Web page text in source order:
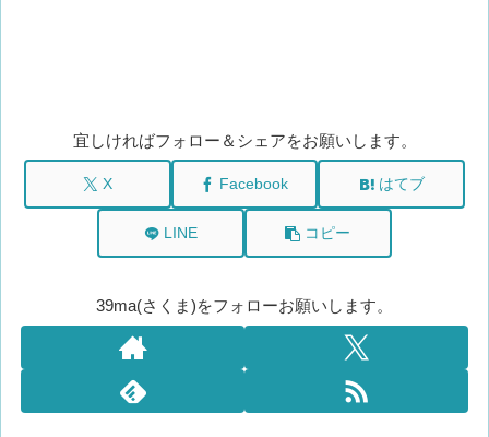
宜しければフォロー＆シェアをお願いします。
X Facebook はてブ
LINE コピー
39ma(さくま)をフォローお願いします。